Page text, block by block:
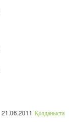
21.06.2011